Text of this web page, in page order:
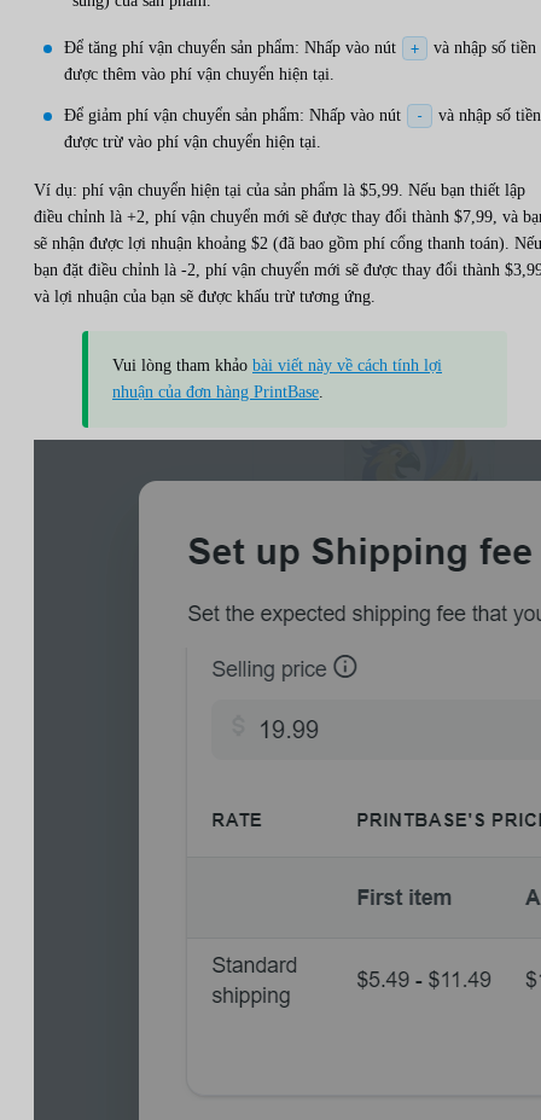
Để tăng phí vận chuyển sản phẩm: Nhấp vào nút +
và nhập số tiền
được thêm vào phí vận chuyển hiện tại.
Để giảm phí vận chuyển sản phẩm: Nhấp vào nút -
và nhập số tiền
được trừ vào phí vận chuyển hiện tại.
Ví dụ: phí vận chuyển hiện tại của sản phẩm là $5,99. Nếu bạn thiết lập
điều chỉnh là +2, phí vận chuyển mới sẽ được thay đổi thành $7,99, và
sẽ nhận được lợi nhuận khoảng $2 (đã bao gồm phí cổng thanh toán). Nếu
bạn đặt điều chỉnh là -2, phí vận chuyển mới sẽ được thay đổi thành
và lợi nhuận của bạn sẽ được khấu trừ tương ứng.
Vui lòng tham khảo bài viết này về cách tính lợi
nhuận của đơn hàng PrintBase.